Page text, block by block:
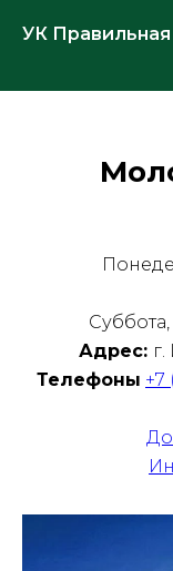
УК Правильная
Адрес:
Телефоны +7